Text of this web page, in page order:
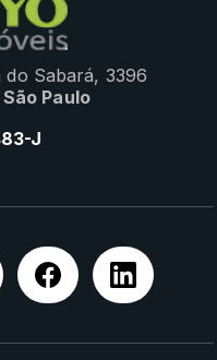
do Sabará, 3396
Paulo
J